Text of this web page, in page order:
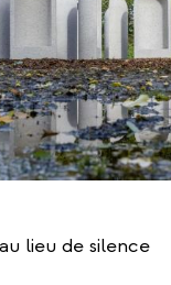
lieu de silence